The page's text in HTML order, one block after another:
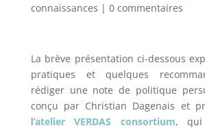
connaissances | 0 commentaires
La brève présentation ci-dessous
pratiques et quelques
rédiger une note de politique
conçu par Christian Dagenais et
l’atelier VERDAS consortium, qui